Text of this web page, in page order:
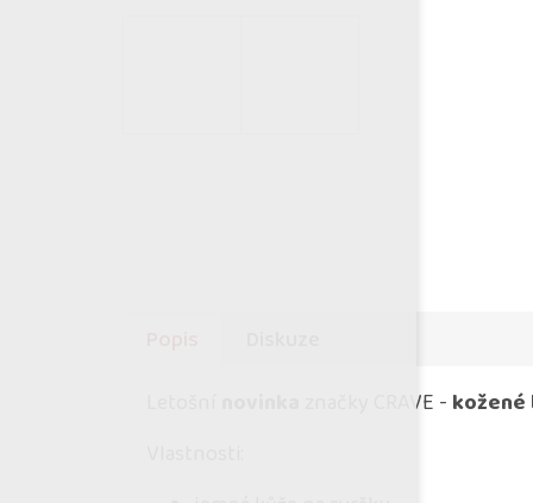
značky CRAVE -